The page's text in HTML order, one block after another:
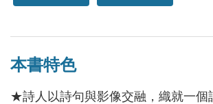
本書特色
★詩人以詩句與影像交融，織就一個